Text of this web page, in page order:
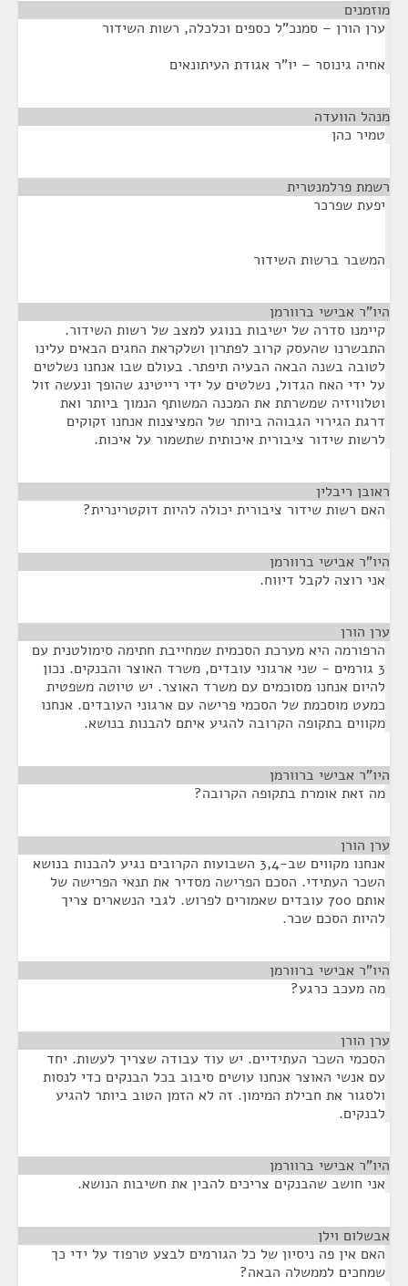
מוזמנים
ערן הורן – סמנכ"ל כספים וכלכלה, רשות השידור
אחיה גינוסר – יו"ר אגודת העיתונאים
מנהל הוועדה
טמיר כהן
רשמת פרלמנטרית
יפעת שפרכר
המשבר ברשות השידור
היו"ר אבישי ברוורמן
קיימנו סדרה של ישיבות בנוגע למצב של רשות השידור.
התבשרנו שהעסק קרוב לפתרון ושלקראת החגים הבאים עלינו
לטובה בשנה הבאה הבעיה תיפתר. בעולם שבו אנחנו נשלטים
על ידי האח הגדול, נשלטים על ידי רייטינג שהופך ונעשה זול
וטלוויזיה שמשרתת את המכנה המשותף הנמוך ביותר ואת
דרגת הגירוי הגבוהה ביותר של המציצנות אנחנו זקוקים
לרשות שידור ציבורית איכותית שתשמור על איכות.
ראובן ריבלין
האם רשות שידור ציבורית יכולה להיות דוקטרינרית?
היו"ר אבישי ברוורמן
אני רוצה לקבל דיווח.
ערן הורן
הרפורמה היא מערכת הסכמית שמחייבת חתימה סימולטנית עם
3 גורמים - שני ארגוני עובדים, משרד האוצר והבנקים. נכון
להיום אנחנו מסוכמים עם משרד האוצר. יש טיוטה משפטית
כמעט מוסכמת של הסכמי פרישה עם ארגוני העובדים. אנחנו
מקווים בתקופה הקרובה להגיע איתם להבנות בנושא.
היו"ר אבישי ברוורמן
מה זאת אומרת בתקופה הקרובה?
ערן הורן
אנחנו מקווים שב-3,4 השבועות הקרובים נגיע להבנות בנושא
השכר העתידי. הסכם הפרישה מסדיר את תנאי הפרישה של
אותם 700 עובדים שאמורים לפרוש. לגבי הנשארים צריך
להיות הסכם שכר.
היו"ר אבישי ברוורמן
מה מעכב כרגע?
ערן הורן
הסכמי השכר העתידיים. יש עוד עבודה שצריך לעשות. יחד
עם אנשי האוצר אנחנו עושים סיבוב בכל הבנקים כדי לנסות
ולסגור את חבילת המימון. זה לא הזמן הטוב ביותר להגיע
לבנקים.
היו"ר אבישי ברוורמן
אני חושב שהבנקים צריכים להבין את חשיבות הנושא.
אבשלום וילן
האם אין פה ניסיון של כל הגורמים לבצע טרפוד על ידי כך
שמחכים לממשלה הבאה?